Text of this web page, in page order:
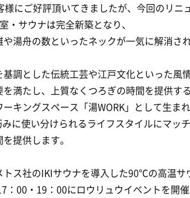
様にご好評頂いてきましたが、今回のリニ
・サウナは完全新築となり、
湯舟の数といったネックが一気に解消され
基調とした伝統工芸や江戸文化といった風
を満たし、上質なくつろぎの時間を提供す
キングスペース「湯WORK」として生ま
みに使い分けられるライフスタイルにマッ
提供します。
トス社のIKIサウナを導入した90℃の高温サ
：00・19：00にロウリュウイベントを開